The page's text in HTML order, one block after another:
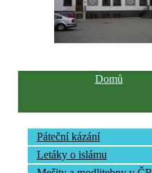
Domů
Páteční kázání
Letáky o islámu